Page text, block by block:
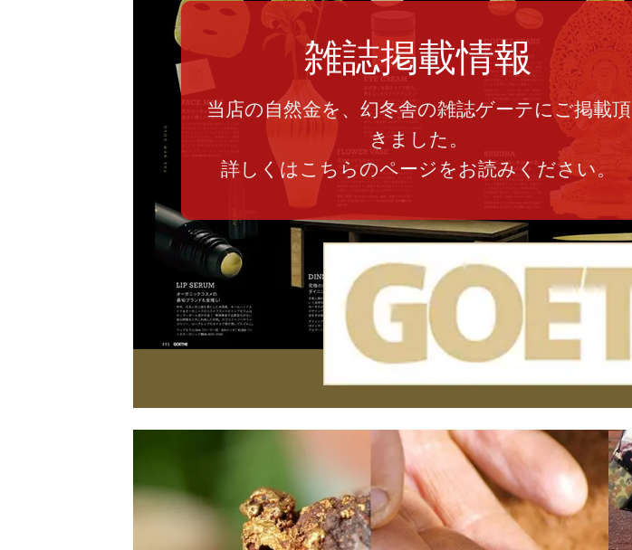
雑誌掲載情報
当店の自然金を、幻冬舎の雑誌ゲーテにご掲載頂
きました。
詳しくはこちらのページをお読みください。